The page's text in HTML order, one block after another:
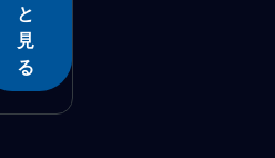
と
見
る